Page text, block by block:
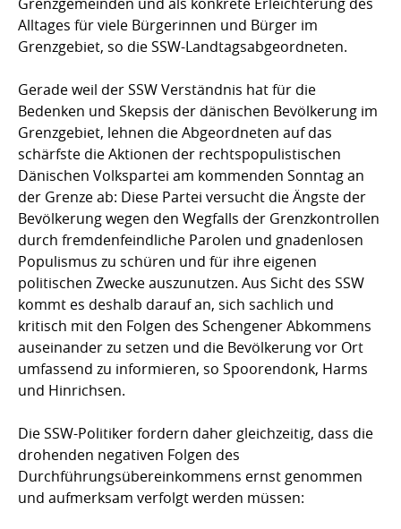
Alltages für viele Bürgerinnen und Bürger im
Grenzgebiet, so die SSW-Landtagsabgeordneten.
Gerade weil der SSW Verständnis hat für die
Bedenken und Skepsis der dänischen Bevölkerung im
Grenzgebiet, lehnen die Abgeordneten auf das
schärfste die Aktionen der rechtspopulistischen
Dänischen Volkspartei am kommenden Sonntag an
der Grenze ab: Diese Partei versucht die Ängste der
Bevölkerung wegen den Wegfalls der Grenzkontrollen
durch fremdenfeindliche Parolen und gnadenlosen
Populismus zu schüren und für ihre eigenen
politischen Zwecke auszunutzen. Aus Sicht des SSW
kommt es deshalb darauf an, sich sachlich und
kritisch mit den Folgen des Schengener Abkommens
auseinander zu setzen und die Bevölkerung vor Ort
umfassend zu informieren, so Spoorendonk, Harms
und Hinrichsen.
Die SSW-Politiker fordern daher gleichzeitig, dass die
drohenden negativen Folgen des
Durchführungsübereinkommens ernst genommen
und aufmerksam verfolgt werden müssen: